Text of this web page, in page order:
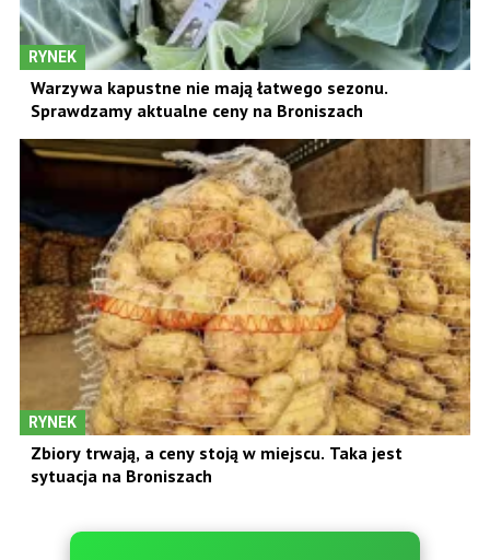
RYNEK
Warzywa kapustne nie mają łatwego sezonu.
Sprawdzamy aktualne ceny na Broniszach
RYNEK
Zbiory trwają, a ceny stoją w miejscu. Taka jest
sytuacja na Broniszach